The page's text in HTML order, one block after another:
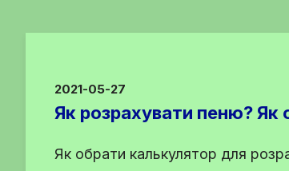
2021-05-27
Як розрахувати пеню? Як
Як обрати калькулятор для